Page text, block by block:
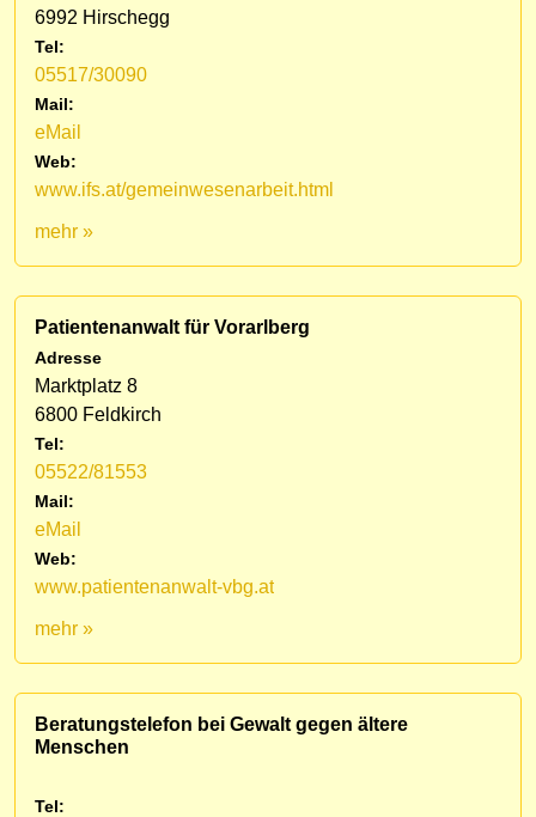
6992 Hirschegg
Tel:
05517/30090
Mail:
eMail
Web:
www.ifs.at/gemeinwesenarbeit.html
mehr »
Patientenanwalt für Vorarlberg
Adresse
Marktplatz 8
6800 Feldkirch
Tel:
05522/81553
Mail:
eMail
Web:
www.patientenanwalt-vbg.at
mehr »
Beratungstelefon bei Gewalt gegen ältere
Menschen
Tel: